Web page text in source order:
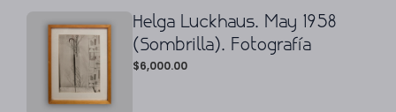
Helga Luckhaus. May 1958
(Sombrilla). Fotografía
$6,000.00